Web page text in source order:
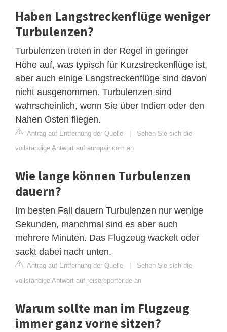
Haben Langstreckenflüge weniger
Turbulenzen?
Turbulenzen treten in der Regel in geringer
Höhe auf, was typisch für Kurzstreckenflüge ist,
aber auch einige Langstreckenflüge sind davon
nicht ausgenommen. Turbulenzen sind
wahrscheinlich, wenn Sie über Indien oder den
Nahen Osten fliegen.
Antrag auf Entfernung der Quelle | Sehen Sie sich die
vollständige Antwort auf europair.com an
Wie lange können Turbulenzen
dauern?
Im besten Fall dauern Turbulenzen nur wenige
Sekunden, manchmal sind es aber auch
mehrere Minuten. Das Flugzeug wackelt oder
sackt dabei nach unten.
Antrag auf Entfernung der Quelle | Sehen Sie sich die
vollständige Antwort auf reisereporter.de an
Warum sollte man im Flugzeug
immer ganz vorne sitzen?